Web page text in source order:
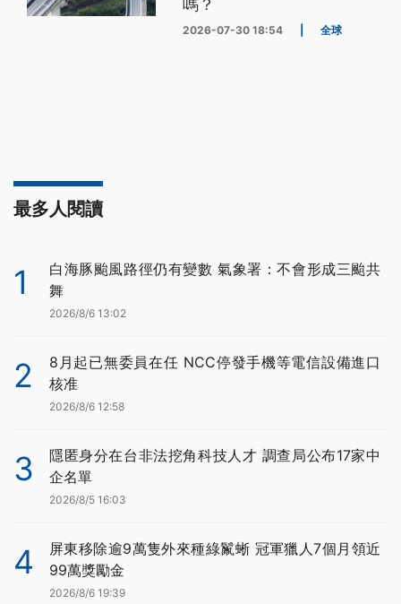
嗎？
2026-07-30 18:54 全球
最多人閱讀
1
白海豚颱風路徑仍有變數 氣象署：不會形成三颱共
舞
2026/8/6 13:02
2
8月起已無委員在任 NCC停發手機等電信設備進口
核准
2026/8/6 12:58
3
隱匿身分在台非法挖角科技人才 調查局公布17家中
企名單
2026/8/5 16:03
4
屏東移除逾9萬隻外來種綠鬣蜥 冠軍獵人7個月領近
99萬獎勵金
2026/8/6 19:39